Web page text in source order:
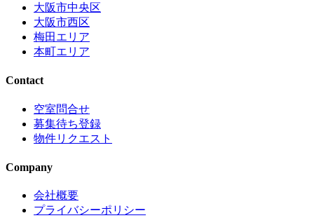
大阪市中央区
大阪市西区
梅田エリア
本町エリア
Contact
空室問合せ
募集待ち登録
物件リクエスト
Company
会社概要
プライバシーポリシー